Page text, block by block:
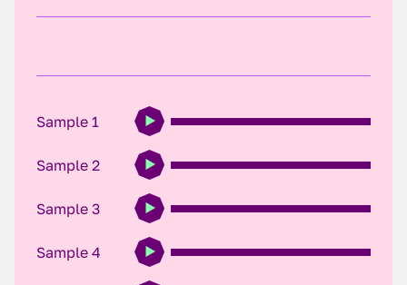
Sample 1
Sample 2
Sample 3
Sample 4